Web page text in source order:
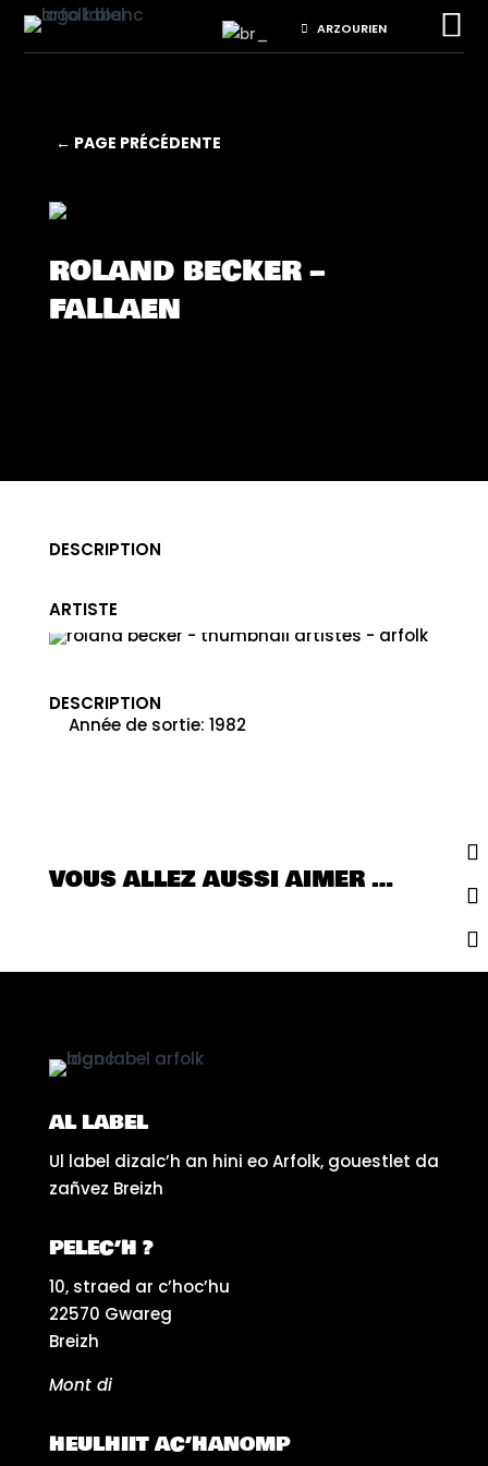
ARZOURIEN 
← PAGE PRÉCÉDENTE
ROLAND BECKER –
FALLAEN
DESCRIPTION
ARTISTE
ROLAND BECKER
DESCRIPTION
Année de sortie: 1982
VOUS ALLEZ AUSSI AIMER …
AL LABEL
Ul label dizalc’h an hini eo Arfolk, gouestlet da
zañvez Breizh
PELEC’H ?
10, straed ar c’hoc’hu
22570 Gwareg
Breizh
Mont di
HEULHIIT AC’HANOMP